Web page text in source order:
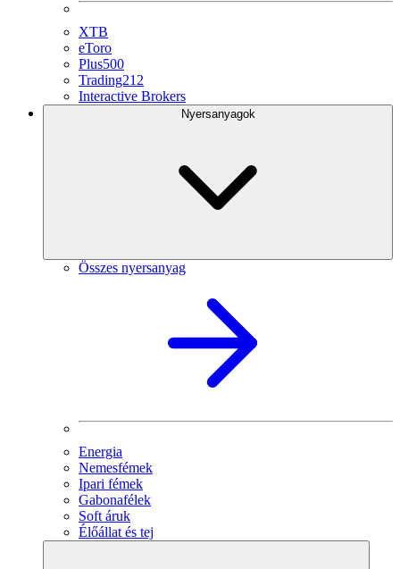
XTB
eToro
Plus500
Trading212
Interactive Brokers
Nyersanyagok
Összes nyersanyag
Energia
Nemesfémek
Ipari fémek
Gabonafélek
Soft áruk
Élőállat és tej